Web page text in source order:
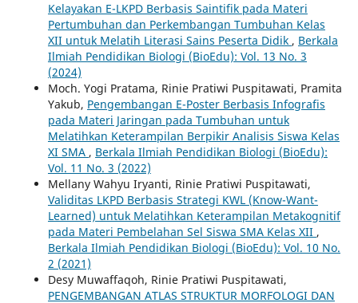
Kelayakan E-LKPD Berbasis Saintifik pada Materi
Pertumbuhan dan Perkembangan Tumbuhan Kelas
XII untuk Melatih Literasi Sains Peserta Didik , Berkala
Ilmiah Pendidikan Biologi (BioEdu): Vol. 13 No. 3
(2024)
Moch. Yogi Pratama, Rinie Pratiwi Puspitawati, Pramita
Yakub, Pengembangan E-Poster Berbasis Infografis
pada Materi Jaringan pada Tumbuhan untuk
Melatihkan Keterampilan Berpikir Analisis Siswa Kelas
XI SMA , Berkala Ilmiah Pendidikan Biologi (BioEdu):
Vol. 11 No. 3 (2022)
Mellany Wahyu Iryanti, Rinie Pratiwi Puspitawati,
Validitas LKPD Berbasis Strategi KWL (Know-Want-
Learned) untuk Melatihkan Keterampilan Metakognitif
pada Materi Pembelahan Sel Siswa SMA Kelas XII ,
Berkala Ilmiah Pendidikan Biologi (BioEdu): Vol. 10 No.
2 (2021)
Desy Muwaffaqoh, Rinie Pratiwi Puspitawati,
PENGEMBANGAN ATLAS STRUKTUR MORFOLOGI DAN